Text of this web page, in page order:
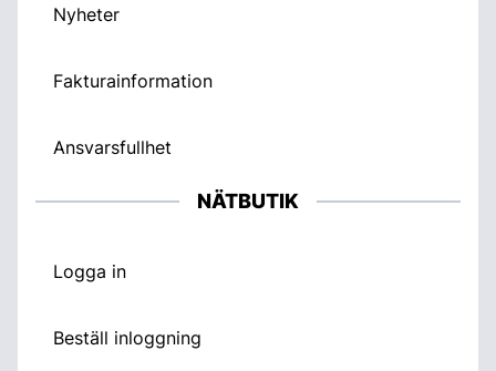
Nyheter
Fakturainformation
Ansvarsfullhet
NÄTBUTIK
Logga in
Beställ inloggning